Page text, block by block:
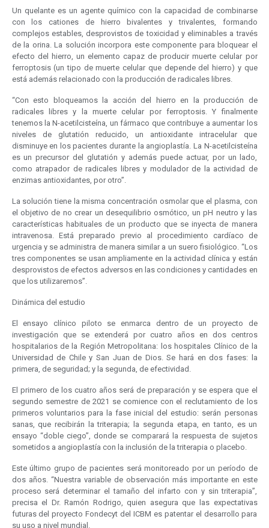
Un quelante es un agente químico con la capacidad de combinarse
con los cationes de hierro bivalentes y trivalentes, formando
complejos estables, desprovistos de toxicidad y eliminables a través
de la orina. La solución incorpora este componente para bloquear el
efecto del hierro, un elemento capaz de producir muerte celular por
ferroptosis (un tipo de muerte celular que depende del hierro) y que
está además relacionado con la producción de radicales libres.
“Con esto bloqueamos la acción del hierro en la producción de
radicales libres y la muerte celular por ferroptosis. Y finalmente
tenemos la N-acetilcisteína, un fármaco que contribuye a aumentar los
niveles de glutatión reducido, un antioxidante intracelular que
disminuye en los pacientes durante la angioplastía. La N-acetilcisteína
es un precursor del glutatión y además puede actuar, por un lado,
como atrapador de radicales libres y modulador de la actividad de
enzimas antioxidantes, por otro”.
La solución tiene la misma concentración osmolar que el plasma, con
el objetivo de no crear un desequilibrio osmótico, un pH neutro y las
características habituales de un producto que se inyecta de manera
intravenosa. Está preparado previo al procedimiento cardíaco de
urgencia y se administra de manera similar a un suero fisiológico. “Los
tres componentes se usan ampliamente en la actividad clínica y están
desprovistos de efectos adversos en las condiciones y cantidades en
que los utilizaremos”.
Dinámica del estudio
El ensayo clínico piloto se enmarca dentro de un proyecto de
investigación que se extenderá por cuatro años en dos centros
hospitalarios de la Región Metropolitana: los hospitales Clínico de la
Universidad de Chile y San Juan de Dios. Se hará en dos fases: la
primera, de seguridad; y la segunda, de efectividad.
El primero de los cuatro años será de preparación y se espera que el
segundo semestre de 2021 se comience con el reclutamiento de los
primeros voluntarios para la fase inicial del estudio: serán personas
sanas, que recibirán la triterapia; la segunda etapa, en tanto, es un
ensayo “doble ciego”, donde se comparará la respuesta de sujetos
sometidos a angioplastía con la inclusión de la triterapia o placebo.
Este último grupo de pacientes será monitoreado por un período de
dos años. “Nuestra variable de observación más importante en este
proceso será determinar el tamaño del infarto con y sin triterapia”,
precisa el Dr. Ramón Rodrigo, quien asegura que las expectativas
futuras del proyecto Fondecyt del ICBM es patentar el desarrollo para
su uso a nivel mundial.